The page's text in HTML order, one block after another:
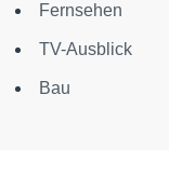
Fernsehen
TV-Ausblick
Bau